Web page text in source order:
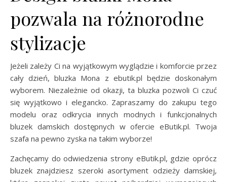
pozwala na różnorodne
stylizacje
Jeżeli zależy Ci na wyjątkowym wyglądzie i komforcie przez
cały dzień, bluzka Mona z ebutik.pl będzie doskonałym
wyborem. Niezależnie od okazji, ta bluzka pozwoli Ci czuć
się wyjątkowo i elegancko. Zapraszamy do zakupu tego
modelu oraz odkrycia innych modnych i funkcjonalnych
bluzek damskich dostępnych w ofercie eButik.pl. Twoja
szafa na pewno zyska na takim wyborze!
Zachęcamy do odwiedzenia strony eButik.pl, gdzie oprócz
bluzek znajdziesz szeroki asortyment odzieży damskiej,